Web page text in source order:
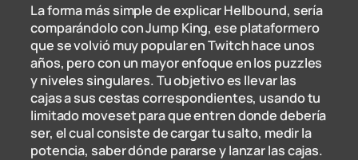
La forma más simple de explicar Hellbound, sería
comparándolo con Jump King, ese plataformero
que se volvió muy popular en Twitch hace unos
años, pero con un mayor enfoque en los puzzles
y niveles singulares. Tu objetivo es llevar las
cajas a sus cestas correspondientes, usando tu
limitado moveset para que entren donde debería
ser, el cual consiste de cargar tu salto, medir la
potencia, saber dónde pararse y lanzar las cajas.